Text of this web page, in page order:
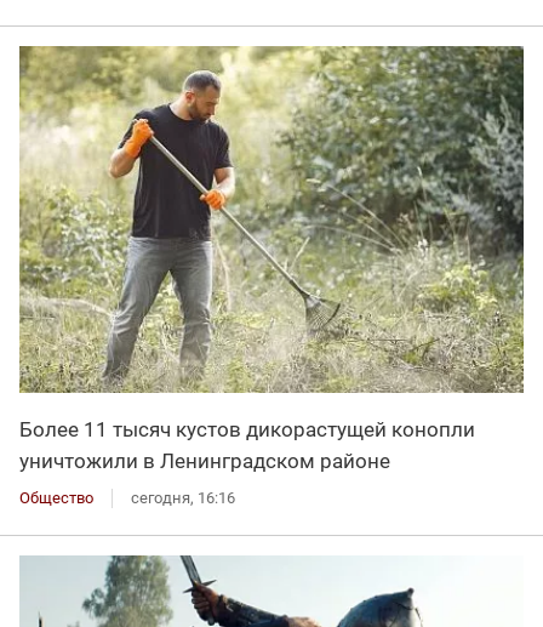
Более 11 тысяч кустов дикорастущей конопли
уничтожили в Ленинградском районе
Общество сегодня, 16:16